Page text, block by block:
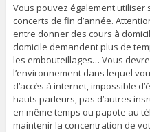
Vous pouvez également utiliser
concerts de fin d’année.
entre donner des cours à
domicile demandent plus de
les embouteillages… Vous
l’environnement dans lequel
d’accès à internet, impossible
hauts parleurs, pas d’autres
en même temps ou papote au
maintenir la concentration de